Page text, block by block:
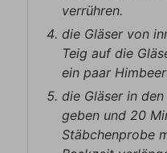
verrühren.
die Gläser von
Teig auf die
ein paar
die Gläser in
geben und 20
Stäbchenprobe